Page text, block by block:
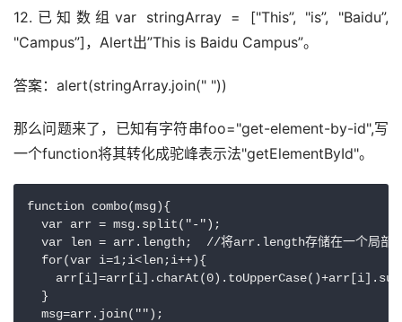
12.已知数组var stringArray = ["This”, "is”, "Baidu”,
"Campus”]，Alert出”This is Baidu Campus”。
答案：alert(stringArray.join(" "))
那么问题来了，已知有字符串foo="get-element-by-id",写
一个function将其转化成驼峰表示法"getElementById"。
function combo(msg){
  var arr = msg.split("-");
var len = arr.length;  //将arr.length存储在一个局部
  for(var i=1;i<len;i++){
  }
  msg=arr.join("");